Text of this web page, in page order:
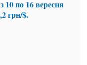
10 по 16 вересня
грн/$.